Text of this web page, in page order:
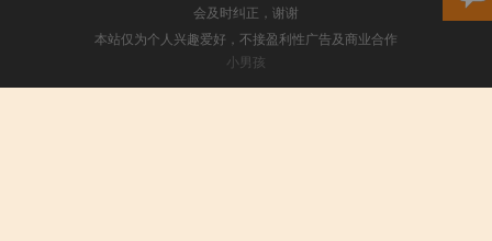
会及时纠正，谢谢
本站仅为个人兴趣爱好，不接盈利性广告及商业合作
小男孩